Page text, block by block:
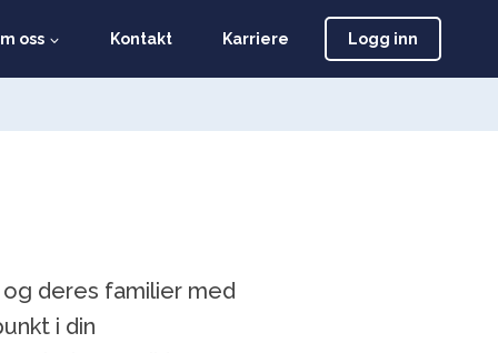
oss Kontakt Karriere Logg inn
deres familier med
i din